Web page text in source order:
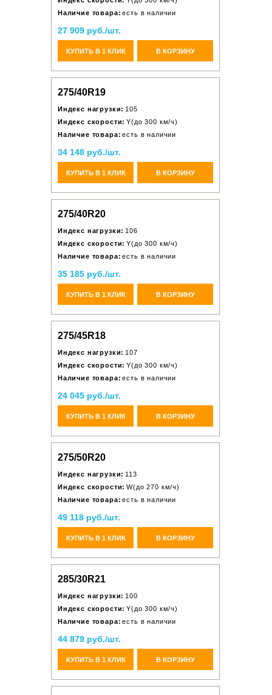
Наличие товара: есть в наличии
27 909 руб./шт.
КУПИТЬ В 1 КЛИК В КОРЗИНУ
275/40R19
Индекс нагрузки: 105
Индекс скорости: Y(до 300 км/ч)
Наличие товара: есть в наличии
34 148 руб./шт.
КУПИТЬ В 1 КЛИК В КОРЗИНУ
275/40R20
Индекс нагрузки: 106
Индекс скорости: Y(до 300 км/ч)
Наличие товара: есть в наличии
35 185 руб./шт.
КУПИТЬ В 1 КЛИК В КОРЗИНУ
275/45R18
Индекс нагрузки: 107
Индекс скорости: Y(до 300 км/ч)
Наличие товара: есть в наличии
24 045 руб./шт.
КУПИТЬ В 1 КЛИК В КОРЗИНУ
275/50R20
Индекс нагрузки: 113
Индекс скорости: W(до 270 км/ч)
Наличие товара: есть в наличии
49 118 руб./шт.
КУПИТЬ В 1 КЛИК В КОРЗИНУ
285/30R21
Индекс нагрузки: 100
Индекс скорости: Y(до 300 км/ч)
Наличие товара: есть в наличии
44 879 руб./шт.
КУПИТЬ В 1 КЛИК В КОРЗИНУ